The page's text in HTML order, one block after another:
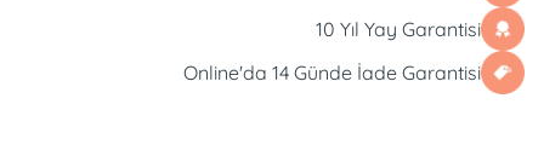
10 Yıl Yay Garantisi
Online'da 14 Günde İade Garantisi